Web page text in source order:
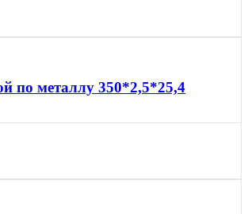
по металлу 350*2,5*25,4